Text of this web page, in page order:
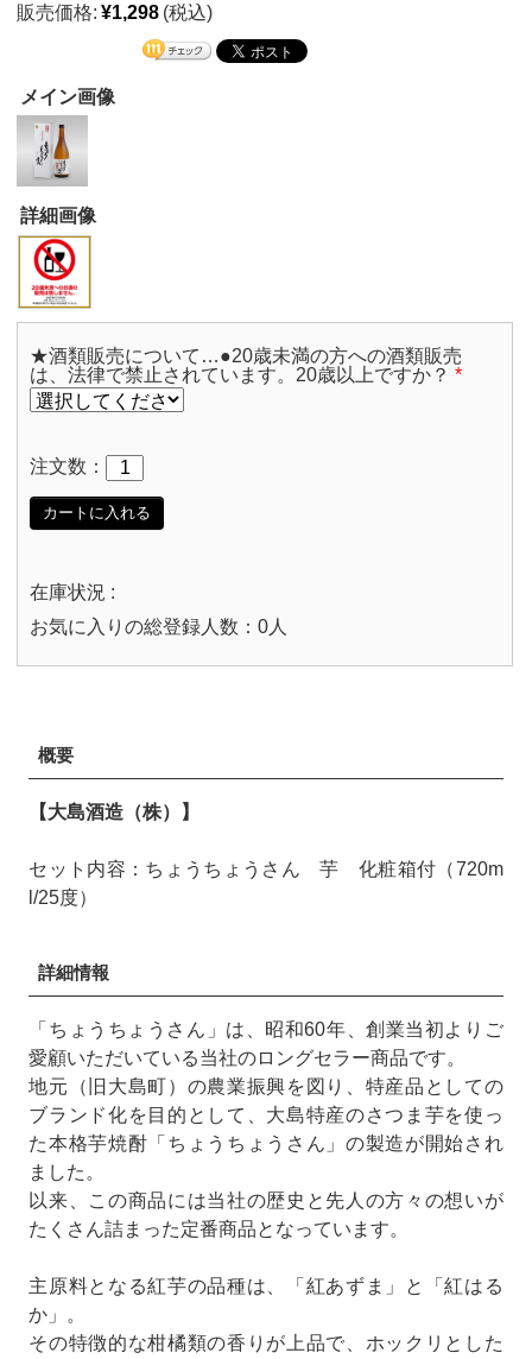
販売価格: ¥1,298 (税込)
メイン画像
詳細画像
★酒類販売について…●20歳未満の方への酒類販売
は、法律で禁止されています。20歳以上ですか？ *
注文数：
カートに入れる
在庫状況 :
お気に入りの総登録人数：0人
概要
【大島酒造（株）】
セット内容：ちょうちょうさん 芋 化粧箱付（720m
l/25度）
詳細情報
「ちょうちょうさん」は、昭和60年、創業当初よりご
愛顧いただいている当社のロングセラー商品です。
地元（旧大島町）の農業振興を図り、特産品としての
ブランド化を目的として、大島特産のさつま芋を使っ
た本格芋焼酎「ちょうちょうさん」の製造が開始され
ました。
以来、この商品には当社の歴史と先人の方々の想いが
たくさん詰まった定番商品となっています。
主原料となる紅芋の品種は、「紅あずま」と「紅はる
か」。
その特徴的な柑橘類の香りが上品で、ホックリとした